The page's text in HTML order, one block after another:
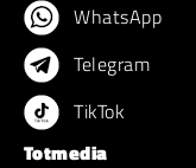
WhatsApp
Telegram
TikTok
Totmedia